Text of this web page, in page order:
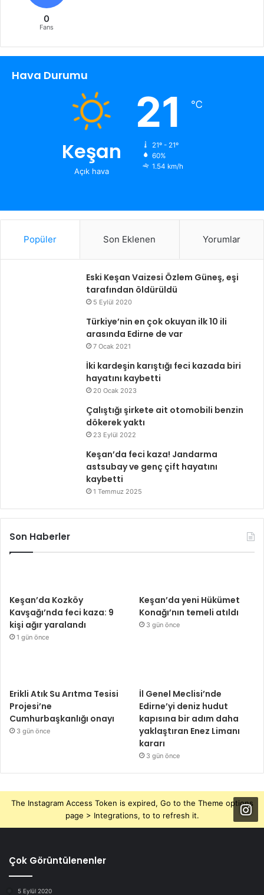
0
Fans
Hava Durumu
Keşan
Açık hava
21 ℃
21º - 21º
60%
1.54 km/h
Popüler Son Eklenen Yorumlar
Eski Keşan Vaizesi Özlem Güneş, eşi
tarafından öldürüldü
5 Eylül 2020
Türkiye’nin en çok okuyan ilk 10 ili
arasında Edirne de var
7 Ocak 2021
İki kardeşin karıştığı feci kazada biri
hayatını kaybetti
20 Ocak 2023
Çalıştığı şirkete ait otomobili benzin
dökerek yaktı
23 Eylül 2022
Keşan’da feci kaza! Jandarma
astsubay ve genç çift hayatını
kaybetti
1 Temmuz 2025
Son Haberler
Keşan’da Kozköy
Kavşağı’nda feci kaza: 9
kişi ağır yaralandı
1 gün önce
Keşan’da yeni Hükümet
Konağı’nın temeli atıldı
3 gün önce
Erikli Atık Su Arıtma Tesisi
Projesi’ne
Cumhurbaşkanlığı onayı
3 gün önce
İl Genel Meclisi’nde
Edirne’yi deniz hudut
kapısına bir adım daha
yaklaştıran Enez Limanı
kararı
3 gün önce
The Instagram Access Token is expired, Go to the Theme options
page > Integrations, to to refresh it.
Çok Görüntülenenler
5 Eylül 2020